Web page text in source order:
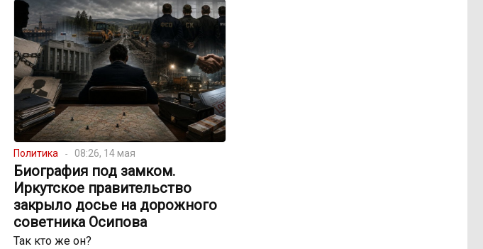
Политика 08:26, 14 мая
Биография под замком.
Иркутское правительство
закрыло досье на дорожного
советника Осипова
Так кто же он?